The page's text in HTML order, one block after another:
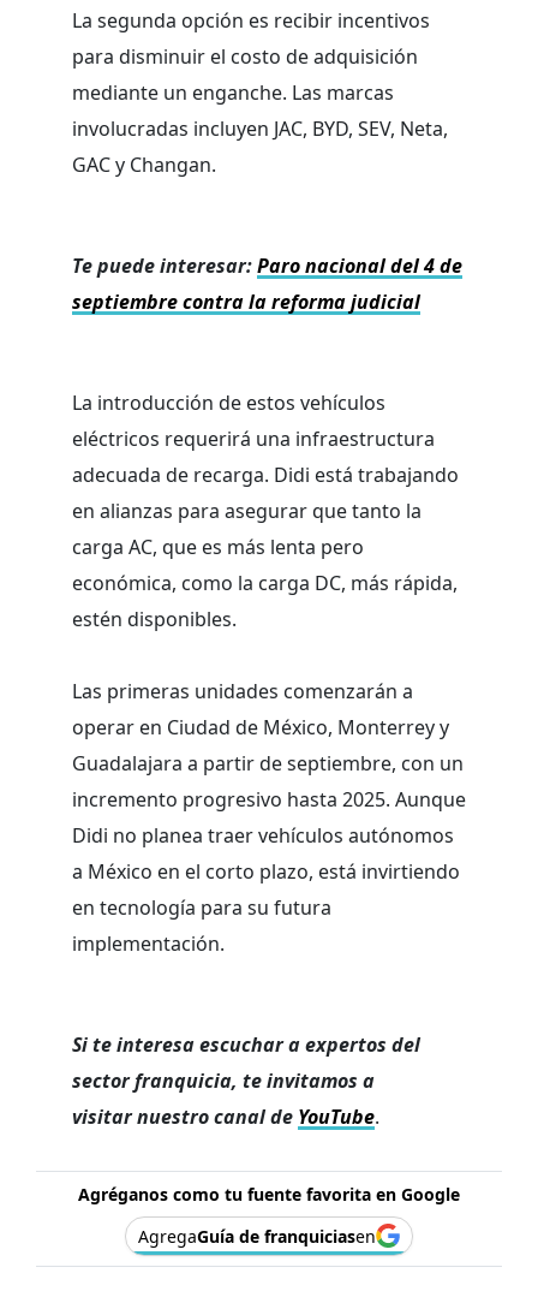
La segunda opción es recibir incentivos
para disminuir el costo de adquisición
mediante un enganche. Las marcas
involucradas incluyen JAC, BYD, SEV, Neta,
GAC y Changan.
Te puede interesar:Paro nacional del 4 de
septiembre contra la reforma judicial
La introducción de estos vehículos
eléctricos requerirá una infraestructura
adecuada de recarga. Didi está trabajando
en alianzas para asegurar que tanto la
carga AC, que es más lenta pero
económica, como la carga DC, más rápida,
estén disponibles.
Las primeras unidades comenzarán a
operar en Ciudad de México, Monterrey y
Guadalajara a partir de septiembre, con un
incremento progresivo hasta 2025. Aunque
Didi no planea traer vehículos autónomos
a México en el corto plazo, está invirtiendo
en tecnología para su futura
implementación.
Si te interesa escuchar a expertos del
sector franquicia, te invitamos a
visitar nuestro canal de YouTube.
Agréganos como tu fuente favorita en Google
AgregaGuía de franquiciasen